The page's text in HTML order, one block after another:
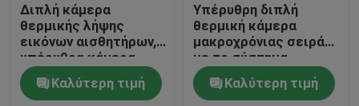
Διπλή κάμερα
θερμικής λήψης
εικόνων αισθητήρων,
υπέρυθρα κάμερα
παρακολούθησης
συνόρων PTZ
Καλύτερη τιμή
Υπέρυθρη διπλή
θερμική κάμερα
μακροχρόνιας σειράς
με το σύστημα
παρακολούθησης IP
Καλύτερη τιμή